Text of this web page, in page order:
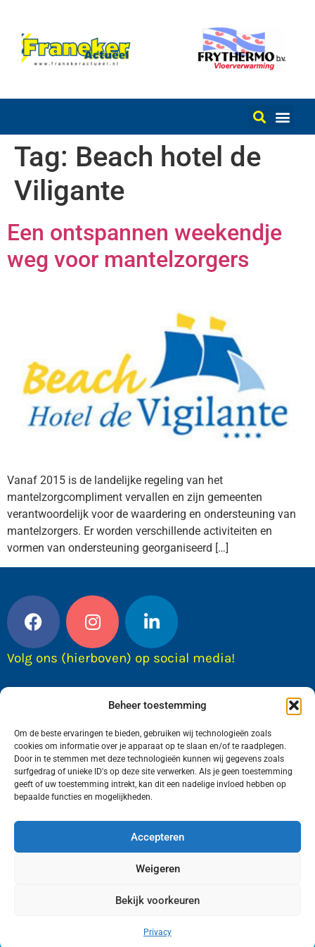
Beheer toestemming
Om de beste ervaringen te bieden, gebruiken wij technologieën zoals
cookies om informatie over je apparaat op te slaan en/of te raadplegen.
Door in te stemmen met deze technologieën kunnen wij gegevens zoals
surfgedrag of unieke ID's op deze site verwerken. Als je geen toestemming
geeft of uw toestemming intrekt, kan dit een nadelige invloed hebben op
bepaalde functies en mogelijkheden.
Accepteren
Weigeren
Bekijk voorkeuren
Privacy
Tag: Beach hotel de
Viligante
Een ontspannen weekendje
weg voor mantelzorgers
Vanaf 2015 is de landelijke regeling van het
mantelzorgcompliment vervallen en zijn gemeenten
verantwoordelijk voor de waardering en ondersteuning van
mantelzorgers. Er worden verschillende activiteiten en
vormen van ondersteuning georganiseerd […]
Volg ons (hierboven) op social media!
Wij van FranekerActueel.nl verzorgen het nieuws
in de Gemeente Waadhoeke. Met als hoofdplaats
Copyright © FranekerActueel 2009-2026